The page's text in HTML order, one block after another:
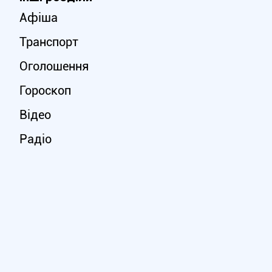
Афіша
Транспорт
Оголошення
Гороскоп
Відео
Радіо